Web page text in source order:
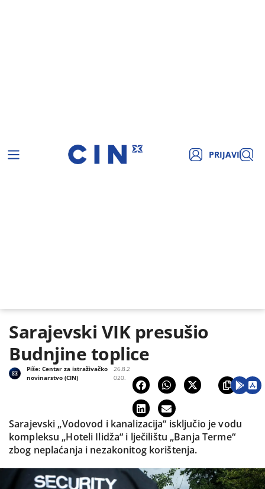
PRIJAVI
Sarajevski VIK presušio
Budnjine toplice
26.8.2
020.
Piše:Centar za istraživačko
novinarstvo (CIN)
Sarajevski „Vodovod i kanalizacija“ isključio je vodu
kompleksu „Hoteli Ilidža“ i lječilištu „Banja Terme“
zbog neplaćanja i nezakonitog korištenja.